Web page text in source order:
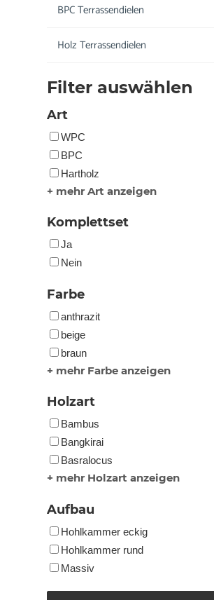
BPC Terrassendielen
Holz Terrassendielen
Filter auswählen
Art
WPC
BPC
Hartholz
+ mehr Art anzeigen
Komplettset
Ja
Nein
Farbe
anthrazit
beige
braun
+ mehr Farbe anzeigen
Holzart
Bambus
Bangkirai
Basralocus
+ mehr Holzart anzeigen
Aufbau
Hohlkammer eckig
Hohlkammer rund
Massiv